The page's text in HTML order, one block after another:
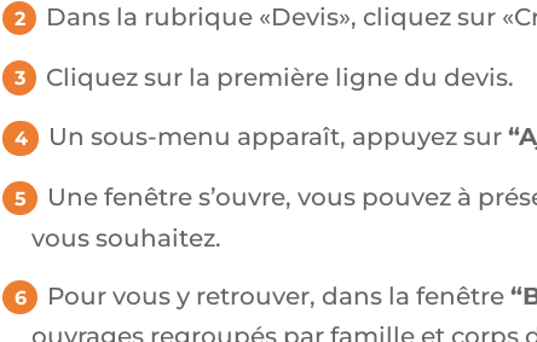
Dans la rubrique «Devis», cliquez sur
Cliquez sur la première ligne du devis.
Un sous-menu apparaît, appuyez sur
Une fenêtre s’ouvre, vous pouvez à
vous souhaitez.
Pour vous y retrouver, dans la fenêtre